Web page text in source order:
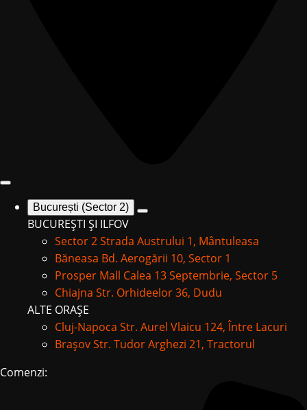
București (Sector 2)
BUCUREȘTI ȘI ILFOV
Sector 2Strada Austrului 1, Mântuleasa
Băneasa Bd. Aerogării 10, Sector 1
Prosper Mall Calea 13 Septembrie, Sector 5
Chiajna Str. Orhideelor 36, Dudu
ALTE ORAȘE
Cluj-Napoca Str. Aurel Vlaicu 124, Între Lacuri
BrașovStr. Tudor Arghezi 21, Tractorul
Comenzi: